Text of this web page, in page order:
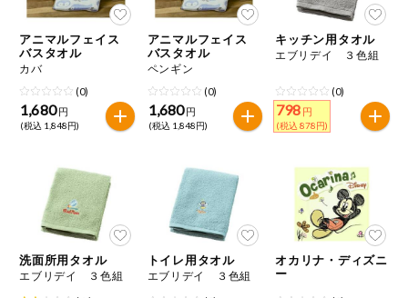
アニマルフェイス
バスタオル
カバ
(0)
1,680 円
(税込 1,848円)
アニマルフェイス
バスタオル
ペンギン
(0)
1,680 円
(税込 1,848円)
キッチン用タオル
エブリデイ ３色組
(0)
798 円
(税込 878円)
洗面所用タオル
エブリデイ ３色組
トイレ用タオル
エブリデイ ３色組
オカリナ・ディズニ
ー